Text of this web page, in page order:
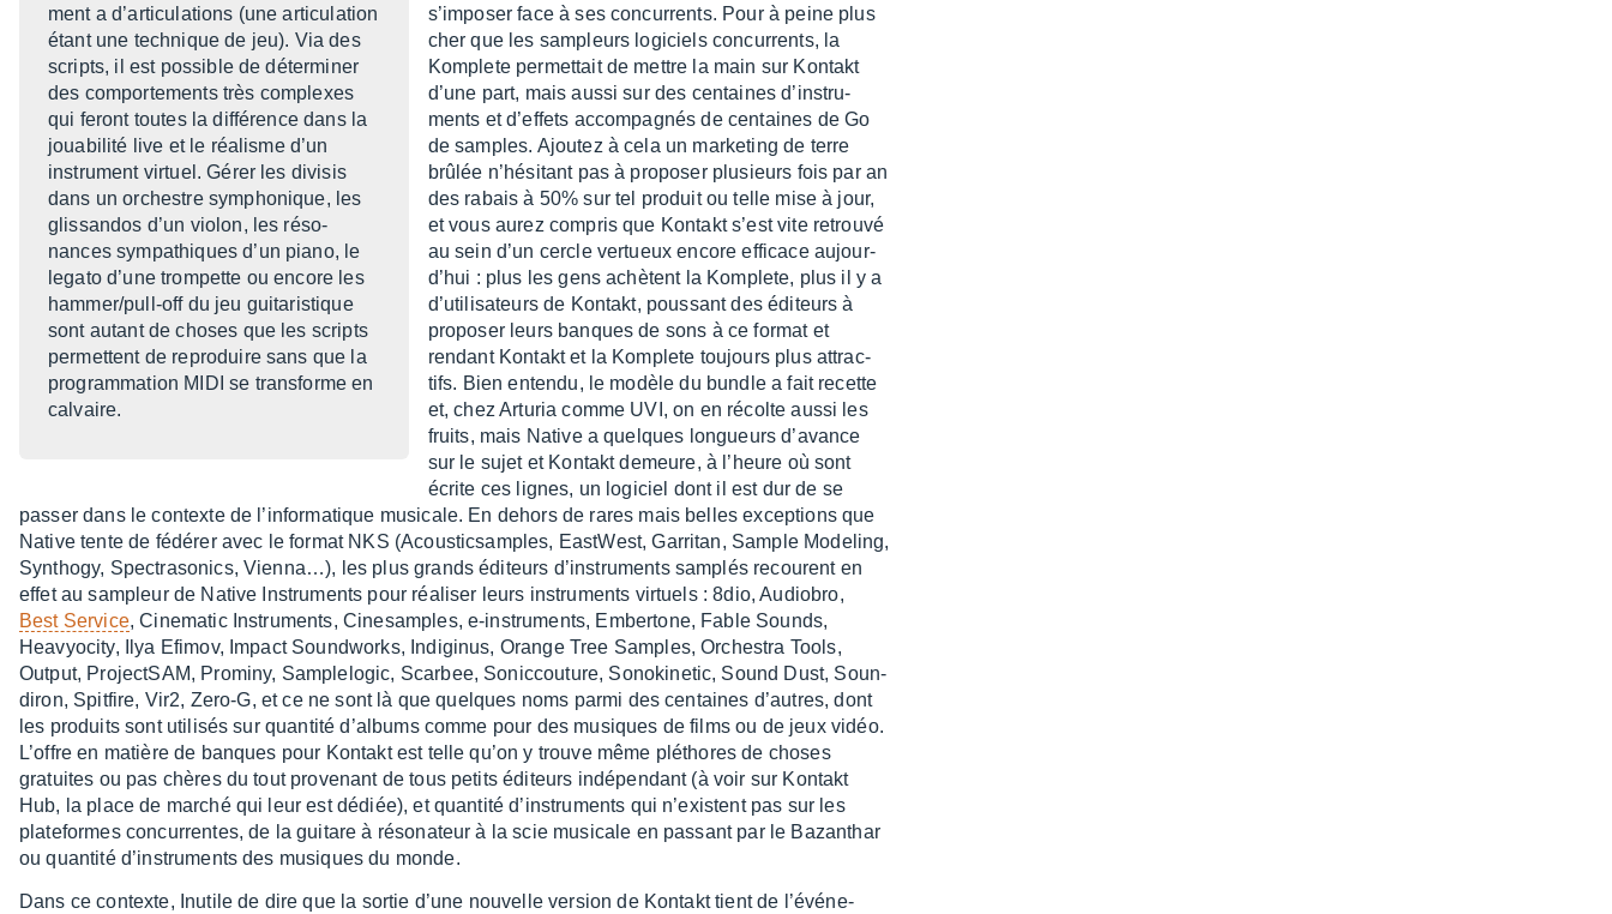
ment a d’ar­ti­cu­la­tions (une arti­cu­la­tion
étant une tech­nique de jeu). Via des
scripts, il est possible de déter­mi­ner
des compor­te­ments très complexes
qui feront toutes la diffé­rence dans la
joua­bi­lité live et le réalisme d’un
instru­ment virtuel. Gérer les divi­sis
dans un orchestre sympho­nique, les
glis­san­dos d’un violon, les réso­
nances sympa­thiques d’un piano, le
legato d’une trom­pette ou encore les
hammer/pull-off du jeu guita­ris­tique
sont autant de choses que les scripts
permettent de repro­duire sans que la
program­ma­tion MIDI se trans­forme en
calvaire.
s’im­po­ser face à ses concur­rents. Pour à peine plus
cher que les sampleurs logi­ciels concur­rents, la
Komplete permet­tait de mettre la main sur Kontakt
d’une part, mais aussi sur des centaines d’ins­tru­
ments et d’ef­fets accom­pa­gnés de centaines de Go
de samples. Ajou­tez à cela un marke­ting de terre
brûlée n’hé­si­tant pas à propo­ser plusieurs fois par an
des rabais à 50% sur tel produit ou telle mise à jour,
et vous aurez compris que Kontakt s’est vite retrouvé
au sein d’un cercle vertueux encore effi­cace aujour­
d’hui : plus les gens achètent la Komplete, plus il y a
d’uti­li­sa­teurs de Kontakt, pous­sant des éditeurs à
propo­ser leurs banques de sons à ce format et
rendant Kontakt et la Komplete toujours plus attrac­
tifs. Bien entendu, le modèle du bundle a fait recette
et, chez Artu­ria comme UVI, on en récolte aussi les
fruits, mais Native a quelques longueurs d’avance
sur le sujet et Kontakt demeure, à l’heure où sont
écrite ces lignes, un logi­ciel dont il est dur de se
passer dans le contexte de l’in­for­ma­tique musi­cale. En dehors de rares mais belles excep­tions que
Native tente de fédé­rer avec le format NKS (Acous­tic­samples, East­West, Garri­tan, Sample Mode­ling,
Synthogy, Spec­tra­so­nics, Vien­na…), les plus grands éditeurs d’ins­tru­ments samplés recourent en
effet au sampleur de Native Instru­ments pour réali­ser leurs instru­ments virtuels : 8dio, Audio­bro,
Best Service, Cine­ma­tic Instru­ments, Cine­samples, e-instru­ments, Ember­tone, Fable Sounds,
Heavyo­city, Ilya Efimov, Impact Sound­works, Indi­gi­nus, Orange Tree Samples, Orches­tra Tools,
Output, Project­SAM, Prominy, Sample­lo­gic, Scar­bee, Sonic­cou­ture, Sono­ki­ne­tic, Sound Dust, Soun­
di­ron, Spit­fire, Vir2, Zero-G, et ce ne sont là que quelques noms parmi des centaines d’autres, dont
les produits sont utili­sés sur quan­tité d’al­bums comme pour des musiques de films ou de jeux vidéo.
L’offre en matière de banques pour Kontakt est telle qu’on y trouve même pléthores de choses
gratuites ou pas chères du tout prove­nant de tous petits éditeurs indé­pen­dant (à voir sur Kontakt
Hub, la place de marché qui leur est dédiée), et quan­tité d’ins­tru­ments qui n’existent pas sur les
plate­formes concur­rentes, de la guitare à réso­na­teur à la scie musi­cale en passant par le Bazan­thar
ou quan­tité d’ins­tru­ments des musiques du monde.
Dans ce contexte, Inutile de dire que la sortie d’une nouvelle version de Kontakt tient de l’évé­ne­